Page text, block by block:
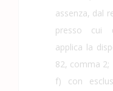
assenza, dal
presso cui
applica la
82, comma 2;
f) con